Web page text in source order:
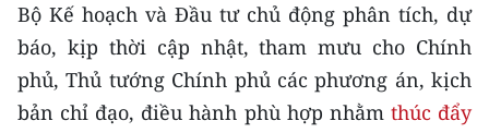
Media Môi trường
Ảnh
Bộ Kế hoạch và Đầu tư chủ động phân tích, dự
báo, kịp thời cập nhật, tham mưu cho Chính
phủ, Thủ tướng Chính phủ các phương án, kịch
bản chỉ đạo, điều hành phù hợp nhằm thúc đẩy